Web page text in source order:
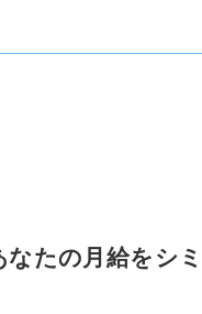
たの月給をシ